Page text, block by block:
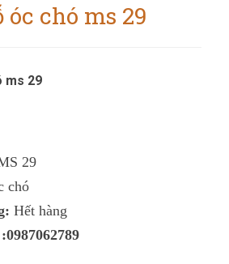
chó ms 29
ms 29
29
chó
Hết hàng